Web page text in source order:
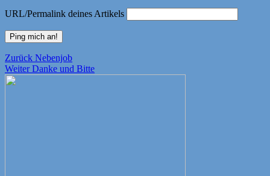
URL/Permalink deines Artikels
Beitragsnavigation
Zurück Vorheriger
Beitrag:
Nebenjob
Weiter Nächster
Danke und Bitte